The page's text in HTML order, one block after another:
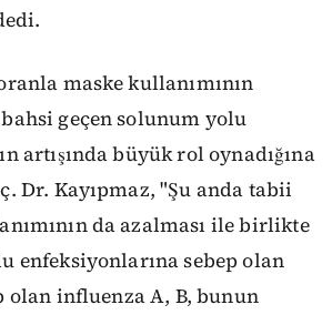
maske kullanımının
bahsi geçen solunum yolu
artışında büyük rol oynadığına
Dr. Kayıpmaz, "Şu anda tabii
da azalması ile birlikte
enfeksiyonlarına sebep olan
olan influenza A, B, bunun